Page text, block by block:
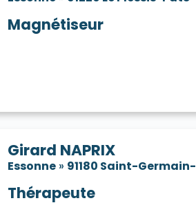
Magnétiseur
Girard NAPRIX
Essonne » 91180 Saint-
Thérapeute